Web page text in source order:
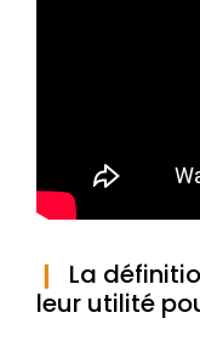
La
leur utilité